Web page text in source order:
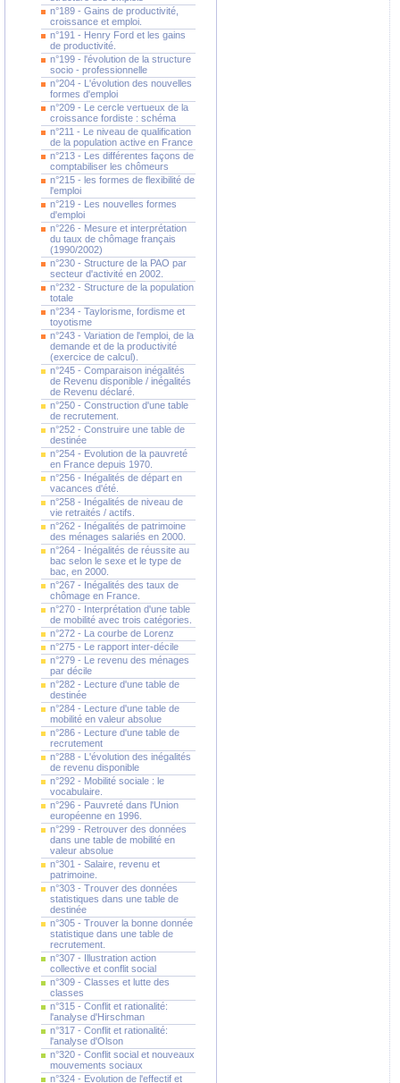
n°189 - Gains de productivité,
croissance et emploi.
n°191 - Henry Ford et les gains
de productivité.
n°199 - l'évolution de la structure
socio - professionnelle
n°204 - L'évolution des nouvelles
formes d'emploi
n°209 - Le cercle vertueux de la
croissance fordiste : schéma
n°211 - Le niveau de qualification
de la population active en France
n°213 - Les différentes façons de
comptabiliser les chômeurs
n°215 - les formes de flexibilité de
l'emploi
n°219 - Les nouvelles formes
d'emploi
n°226 - Mesure et interprétation
du taux de chômage français
(1990/2002)
n°230 - Structure de la PAO par
secteur d'activité en 2002.
n°232 - Structure de la population
totale
n°234 - Taylorisme, fordisme et
toyotisme
n°243 - Variation de l'emploi, de la
demande et de la productivité
(exercice de calcul).
n°245 - Comparaison inégalités
de Revenu disponible / inégalités
de Revenu déclaré.
n°250 - Construction d'une table
de recrutement.
n°252 - Construire une table de
destinée
n°254 - Evolution de la pauvreté
en France depuis 1970.
n°256 - Inégalités de départ en
vacances d'été.
n°258 - Inégalités de niveau de
vie retraités / actifs.
n°262 - Inégalités de patrimoine
des ménages salariés en 2000.
n°264 - Inégalités de réussite au
bac selon le sexe et le type de
bac, en 2000.
n°267 - Inégalités des taux de
chômage en France.
n°270 - Interprétation d'une table
de mobilité avec trois catégories.
n°272 - La courbe de Lorenz
n°275 - Le rapport inter-décile
n°279 - Le revenu des ménages
par décile
n°282 - Lecture d'une table de
destinée
n°284 - Lecture d'une table de
mobilité en valeur absolue
n°286 - Lecture d'une table de
recrutement
n°288 - L'évolution des inégalités
de revenu disponible
n°292 - Mobilité sociale : le
vocabulaire.
n°296 - Pauvreté dans l'Union
européenne en 1996.
n°299 - Retrouver des données
dans une table de mobilité en
valeur absolue
n°301 - Salaire, revenu et
patrimoine.
n°303 - Trouver des données
statistiques dans une table de
destinée
n°305 - Trouver la bonne donnée
statistique dans une table de
recrutement.
n°307 - Illustration action
collective et conflit social
n°309 - Classes et lutte des
classes
n°315 - Conflit et rationalité:
l'analyse d'Hirschman
n°317 - Conflit et rationalité:
l'analyse d'Olson
n°320 - Conflit social et nouveaux
mouvements sociaux
n°324 - Evolution de l'effectif et